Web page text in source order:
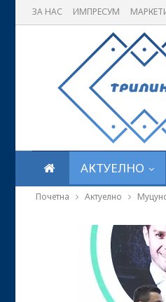
ЗА НАС ИМПРЕСУМ
АКТУЕЛНО
Почетна Актуелно